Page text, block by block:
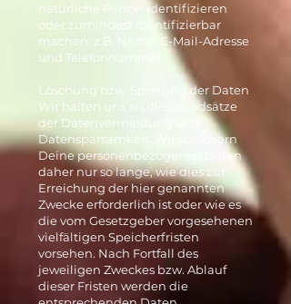
natürliche Person identifizieren
oder zumindest identifizierbar
machen. z.B. Name, E-Mail-Adresse
und Telefonnummer.
Löschung bzw. Sperrung der Daten
Wir halten uns an die Grundsätze
der Datenvermeidung und
Datensparsamkeit. Wir speichern
Deine personenbezogenen Daten
daher nur so lange, wie dies zur
Erreichung der hier genannten
Zwecke erforderlich ist oder wie es
die vom Gesetzgeber vorgesehenen
vielfältigen Speicherfristen
vorsehen. Nach Fortfall des
jeweiligen Zweckes bzw. Ablauf
dieser Fristen werden die